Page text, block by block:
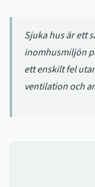
Sjuka hus är ett
inomhusmiljön
ett enskilt fel
ventilation och